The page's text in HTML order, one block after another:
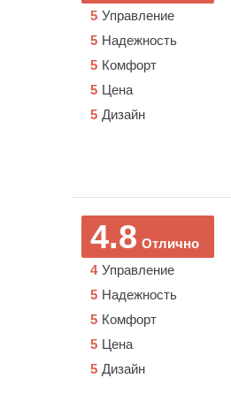
Управление
5
Надежность
5
Комфорт
5
Цена
5
Дизайн
5
Отлично
4.8
Управление
4
Надежность
5
Комфорт
5
Цена
5
Дизайн
5